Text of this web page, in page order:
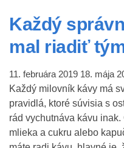
Každý
mal riadiť
11. februára 2019 18. mája
Každý milovník kávy má
pravidlá, ktoré súvisia s
rád vychutnáva kávu
mlieka a cukru alebo